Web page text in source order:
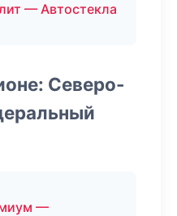
— Автостекла
Северо-
—